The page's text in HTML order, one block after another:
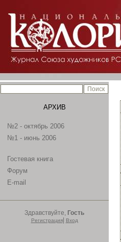
АРХИВ
№2 - октябрь 2006
№1 - июнь 2006
Гостевая книга
Форум
E-mail
Здравствуйте, Гость
Регистрация| Вход